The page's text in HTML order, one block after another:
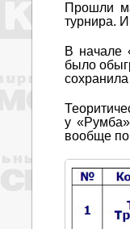
Прошли
турнира. И
В начале
было
у
вообще